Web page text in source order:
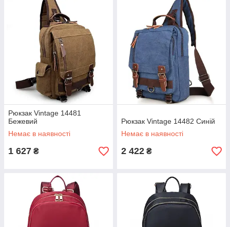
Рюкзак Vintage 14481
Бежевий
Немає в наявності
1 627 ₴
Рюкзак Vintage 14482 Синій
Немає в наявності
2 422 ₴